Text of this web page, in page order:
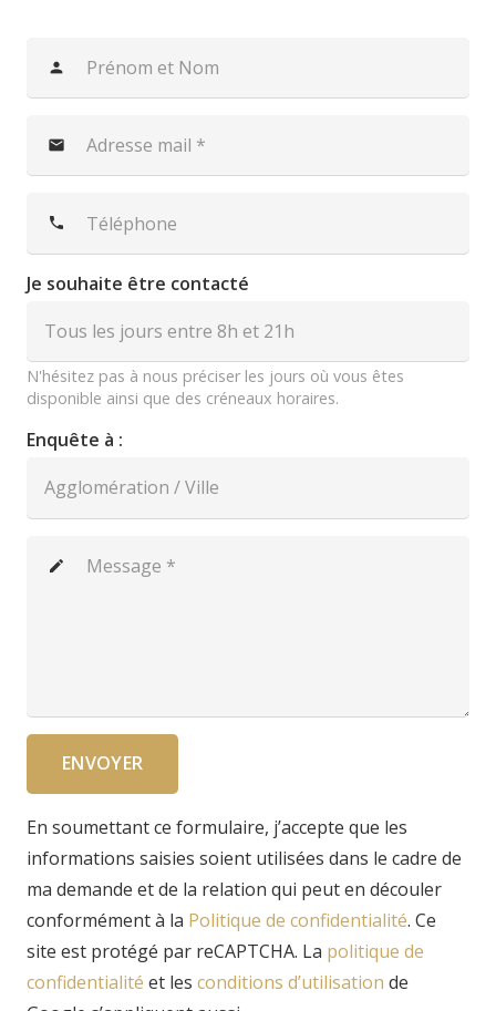
person
mail
phone
Je souhaite être contacté
N'hésitez pas à nous préciser les jours où vous êtes
disponible ainsi que des créneaux horaires.
Enquête à :
create
ENVOYER
En soumettant ce formulaire, j’accepte que les
informations saisies soient utilisées dans le cadre de
ma demande et de la relation qui peut en découler
conformément à la Politique de confidentialité. Ce
site est protégé par reCAPTCHA. La politique de
confidentialité et les conditions d’utilisation de